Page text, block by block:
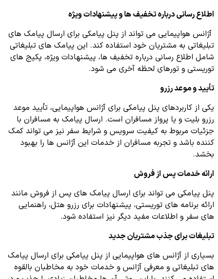
اطلاع رسانی درباره تخفیف ها و پیشنهادات ویژه
آژانس هواپیمایی می تواند از پنل پیامکی برای ارسال پیامک های
تبلیغاتی به مشتریان خود استفاده کند. این پیامک های تبلیغاتی
شامل اطلاع رسانی درباره تخفیف ها، پیشنهادات ویژه، پکیج های
توریستی و تورهای لحظه آخری می شود.
تأیید و موعد رزرو
یکی از کاربردهای پنل پیامکی برای آژانس هواپیمایی، تأیید موعد
رزرو بلیت و یا پرواز مسافران است. ارسال پیامک به مسافران با
جزئیات مربوط به کیفیت سرویس و شرایط سفر نیز می تواند کمک
کننده باشد و تجربه مسافران از خدمات این آژانس ها را بهبود
بخشد.
ارائه خدمات پس از فروش
پنل پیامکی می تواند برای ارسال پیامک های پس از فروش مانند
ارائه برنامه های توریستی، پیشنهادات برای رزرو هتل، راهنمایی
های سفر و اطلاعات مفید دیگر نیز استفاده شود.
تبلیغات برای جذب مشتریان جدید
بسیاری از آژانس های هواپیمایی از پنل پیامکی برای ارسال پیامک
های تبلیغاتی و معرفی آژانس و خدمات خود به مخاطبان بالقوه